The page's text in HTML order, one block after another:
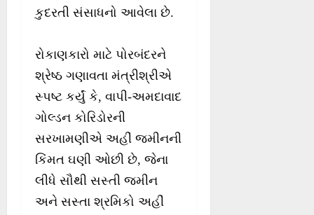
કુદરતી સંસાધનો આવેલા છે.
રોકાણકારો માટે પોરબંદરને
શ્રેષ્ઠ ગણાવતા મંત્રીશ્રીએ
સ્પષ્ટ કર્યું કે, વાપી-અમદાવાદ
ગોલ્ડન કોરિડોરની
સરખામણીએ અહીં જમીનની
કિંમત ઘણી ઓછી છે, જેના
લીધે સૌથી સસ્તી જમીન
અને સસ્તા શ્રમિકો અહીં